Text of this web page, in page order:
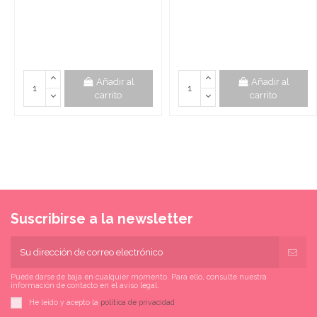
Añadir al
carrito
Añadir al
carrito
Suscribirse a la newsletter
Puede darse de baja en cualquier momento. Para ello, consulte nuestra
información de contacto en el aviso legal.
He leído y acepto la política de privacidad